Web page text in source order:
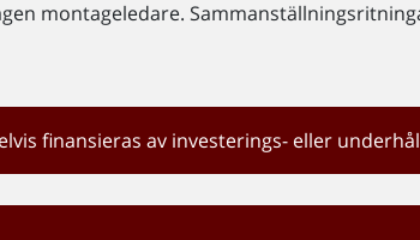
montageledare.
finansieras av investerings- eller